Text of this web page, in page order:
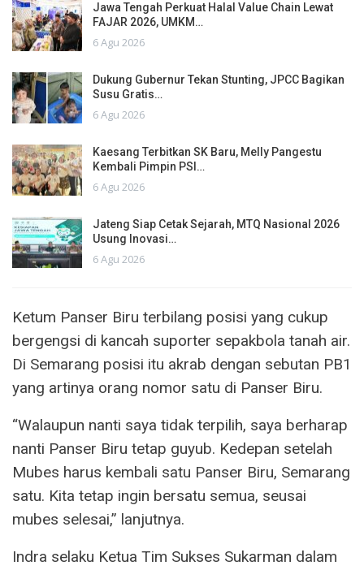
Jawa Tengah Perkuat Halal Value Chain Lewat
FAJAR 2026, UMKM…
6 Agu 2026
Dukung Gubernur Tekan Stunting, JPCC Bagikan
Susu Gratis…
6 Agu 2026
Kaesang Terbitkan SK Baru, Melly Pangestu
Kembali Pimpin PSI…
6 Agu 2026
Jateng Siap Cetak Sejarah, MTQ Nasional 2026
Usung Inovasi…
6 Agu 2026
Ketum Panser Biru terbilang posisi yang cukup
bergengsi di kancah suporter sepakbola tanah air.
Di Semarang posisi itu akrab dengan sebutan PB1
yang artinya orang nomor satu di Panser Biru.
“Walaupun nanti saya tidak terpilih, saya berharap
nanti Panser Biru tetap guyub. Kedepan setelah
Mubes harus kembali satu Panser Biru, Semarang
satu. Kita tetap ingin bersatu semua, seusai
mubes selesai,” lanjutnya.
Indra selaku Ketua Tim Sukses Sukarman dalam